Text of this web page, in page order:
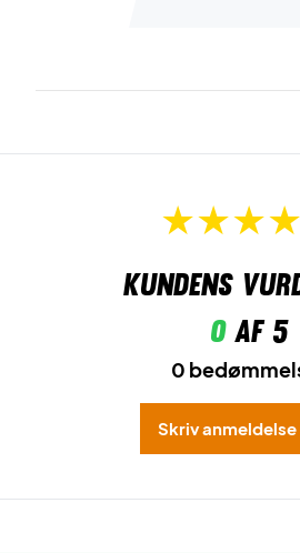
Kundens
0af 5
0
Skriv anmeldelse